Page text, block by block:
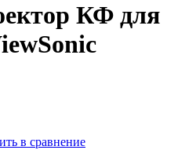
КФ для
в сравнение